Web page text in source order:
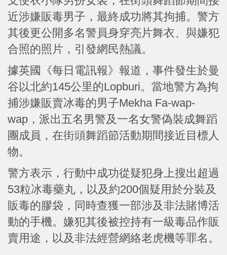
近涉嫌販毒男子，最終成功將其拘捕。警方
其後更公開多名警員身穿亮片舞衣、與嫌犯
合照的照片，引發網民熱議。
據英國《每日電訊報》報道，事件發生於曼
谷以北約145公里的Lopburi。當地警方為拘
捕涉嫌販賣冰毒的男子Mekha Fa-wap-
wap，派出五名男警及一名女警偽裝成舞蹈
團成員，在街頭舞蹈節活動期間接近目標人
物。
警方表示，行動中成功從疑犯身上搜出超過
53粒冰毒藥丸，以及約200個疑用於分裝及
販毒的膠袋，同時查獲一部涉及非法賭博活
動的手機。嫌犯其後被控持有一級毒品作販
賣用途，以及非法經營網絡老虎機等罪名。